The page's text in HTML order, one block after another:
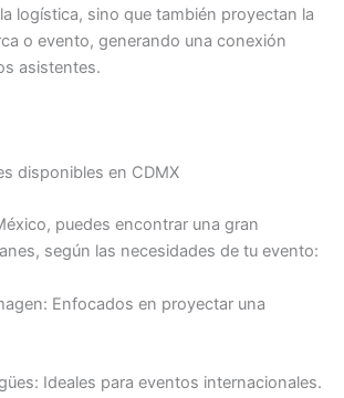
logística, sino que también proyectan la
o evento, generando una conexión
asistentes.
disponibles en CDMX
puedes encontrar una gran
según las necesidades de tu evento:
Enfocados en proyectar una
Ideales para eventos internacionales.